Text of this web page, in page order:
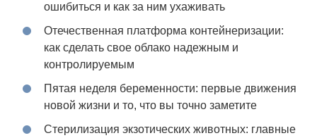
ошибиться и как за ним ухаживать
Отечественная платформа контейнеризации:
как сделать свое облако надежным и
контролируемым
Пятая неделя беременности: первые движения
новой жизни и то, что вы точно заметите
Стерилизация экзотических животных: главные